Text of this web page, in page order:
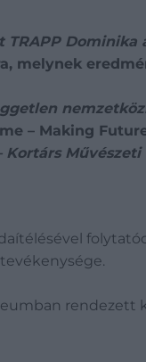
TRAPP
melynek
– Making
rendezett